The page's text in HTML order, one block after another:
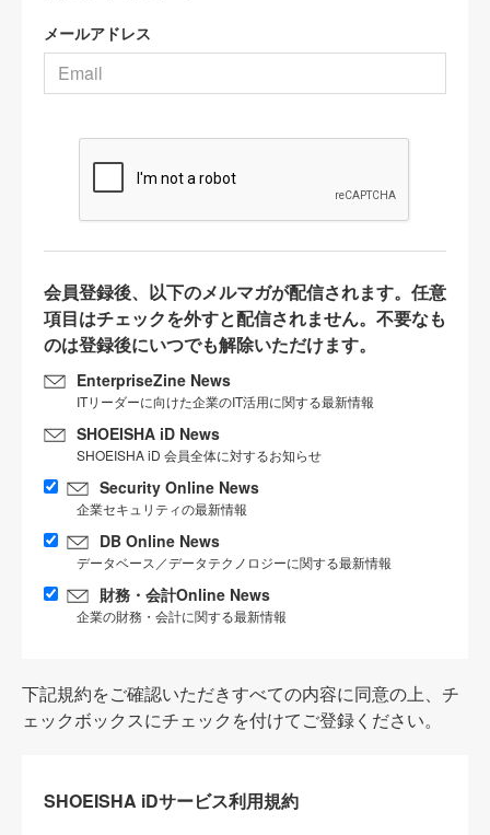
メールアドレス
会員登録後、以下のメルマガが配信されます。任意
項目はチェックを外すと配信されません。不要なも
のは登録後にいつでも解除いただけます。
EnterpriseZine News
ITリーダーに向けた企業のIT活用に関する最新情報
SHOEISHA iD News
SHOEISHA iD 会員全体に対するお知らせ
Security Online News
企業セキュリティの最新情報
DB Online News
データベース／データテクノロジーに関する最新情報
財務・会計Online News
企業の財務・会計に関する最新情報
下記規約をご確認いただきすべての内容に同意の上、チ
ェックボックスにチェックを付けてご登録ください。
SHOEISHA iDサービス利用規約